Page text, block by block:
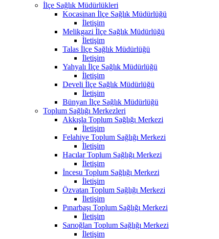
İlçe Sağlık Müdürlükleri
Kocasinan İlçe Sağlık Müdürlüğü
İletişim
Melikgazi İlçe Sağlık Müdürlüğü
İletişim
Talas İlçe Sağlık Müdürlüğü
İletişim
Yahyalı İlçe Sağlık Müdürlüğü
İletişim
Develi İlçe Sağlık Müdürlüğü
İletişim
Bünyan İlçe Sağlık Müdürlüğü
Toplum Sağlığı Merkezleri
Akkışla Toplum Sağlığı Merkezi
İletişim
Felahiye Toplum Sağlığı Merkezi
İletişim
Hacılar Toplum Sağlığı Merkezi
İletişim
İncesu Toplum Sağlığı Merkezi
İletişim
Özvatan Toplum Sağlığı Merkezi
İletişim
Pınarbaşı Toplum Sağlığı Merkezi
İletişim
Sarıoğlan Toplum Sağlığı Merkezi
İletişim